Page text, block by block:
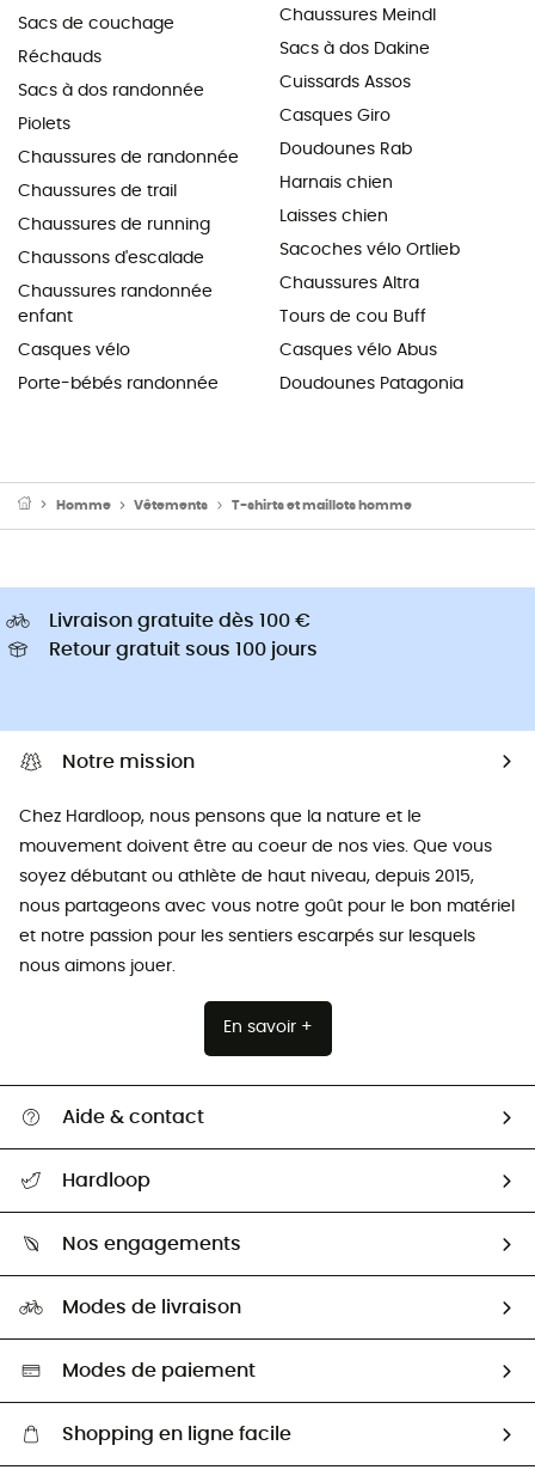
Sacs de couchage
Réchauds
Sacs à dos randonnée
Piolets
Chaussures de randonnée
Chaussures de trail
Chaussures de running
Chaussons d'escalade
Chaussures randonnée
enfant
Casques vélo
Porte-bébés randonnée
Chaussures Meindl
Sacs à dos Dakine
Cuissards Assos
Casques Giro
Doudounes Rab
Harnais chien
Laisses chien
Sacoches vélo Ortlieb
Chaussures Altra
Tours de cou Buff
Casques vélo Abus
Doudounes Patagonia
Homme Vêtements T-shirts et maillots homme
Livraison gratuite dès 100 €
Retour gratuit sous 100 jours
Notre mission
Chez Hardloop, nous pensons que la nature et le
mouvement doivent être au coeur de nos vies. Que vous
soyez débutant ou athlète de haut niveau, depuis 2015,
nous partageons avec vous notre goût pour le bon matériel
et notre passion pour les sentiers escarpés sur lesquels
nous aimons jouer.
En savoir +
Aide & contact
Retour & remboursement
Guide des tailles
Seconde Main
Aide & Contact
Hardloop
HardGuides
Nos engagements
Sélection éco-responsable
Modes de livraison
Modes de paiement
Shopping en ligne facile